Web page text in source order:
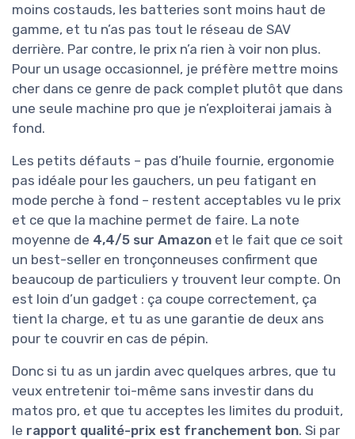
moins costauds, les batteries sont moins haut de
gamme, et tu n’as pas tout le réseau de SAV
derrière. Par contre, le prix n’a rien à voir non plus.
Pour un usage occasionnel, je préfère mettre moins
cher dans ce genre de pack complet plutôt que dans
une seule machine pro que je n’exploiterai jamais à
fond.
Les petits défauts – pas d’huile fournie, ergonomie
pas idéale pour les gauchers, un peu fatigant en
mode perche à fond – restent acceptables vu le prix
et ce que la machine permet de faire. La note
moyenne de 4,4/5 sur Amazon et le fait que ce soit
un best-seller en tronçonneuses confirment que
beaucoup de particuliers y trouvent leur compte. On
est loin d’un gadget : ça coupe correctement, ça
tient la charge, et tu as une garantie de deux ans
pour te couvrir en cas de pépin.
Donc si tu as un jardin avec quelques arbres, que tu
veux entretenir toi-même sans investir dans du
matos pro, et que tu acceptes les limites du produit,
le rapport qualité-prix est franchement bon. Si par